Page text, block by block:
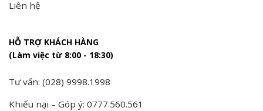
Liên hệ
HỖ TRỢ KHÁCH HÀNG
(Làm việc từ 8:00 - 18:30)
Tư vấn: (028) 9998.1998
Khiếu nại – Góp ý: 0777.560.561